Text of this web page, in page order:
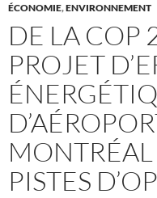
ÉCONOMIE,ENVIRONNEMENT
DE LA COP
PROJET
MONTRÉAL
PISTES